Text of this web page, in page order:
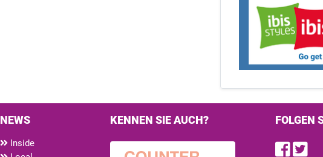
NEWS
Inside
KENNEN SIE AUCH? FOLGEN